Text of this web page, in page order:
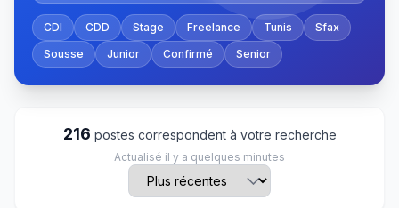
CDI CDD Stage Freelance Tunis
Sfax
Sousse
Junior Confirmé Senior
216 postes correspondent à votre recherche
Actualisé il y a quelques minutes